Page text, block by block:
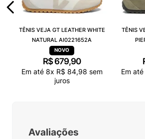
TÊNIS VEJA GT LEATHER WHITE
NATURAL AI0221652A
R$ 679,90
Em até 8x R$ 84,98 sem
juros
TÊNIS
Em até
Avaliações